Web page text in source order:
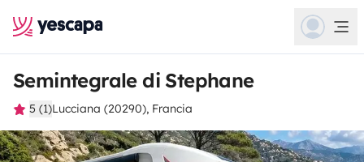
Semintegrale di Stephane
5 (1)Lucciana (20290), Francia